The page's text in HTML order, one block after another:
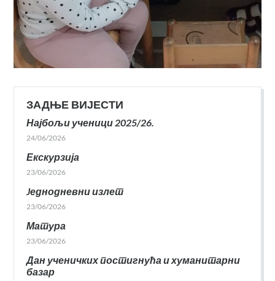
ЗАДЊЕ ВИЈЕСТИ
Најбољи ученици 2025/26.
24/06/2026
Екскурзија
23/06/2026
Jеднодневни излет
23/06/2026
Матура
23/06/2026
Дан ученичких постигнућа и хуманитарни
базар